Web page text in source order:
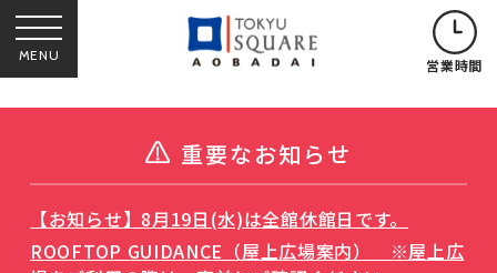
MENU 営業時間
重要なお知らせ
【お知らせ】8月19日(水)は全館休館日です。
ROOFTOP GUIDANCE（屋上広場案内） ※屋上広